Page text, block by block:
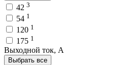
42 3
54 1
120 1
175 1
Выходной ток, A
Выбрать все